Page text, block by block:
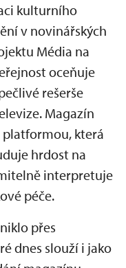
kulturního
v novinářských
Média na
oceňuje
rešerše
Magazín
která
hrdost na
interpretuje
péče.
přes
dnes slouží i jako